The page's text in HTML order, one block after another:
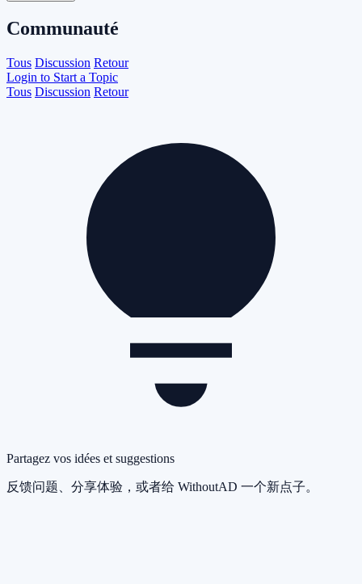
Communauté
Tous Discussion Retour
Login to Start a Topic
Tous Discussion Retour
Partagez vos idées et suggestions
反馈问题、分享体验，或者给 WithoutAD 一个新点子。